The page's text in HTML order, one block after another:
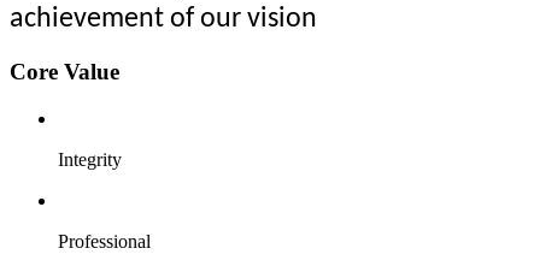
achievement of our vision
Core Value
Integrity
Professional